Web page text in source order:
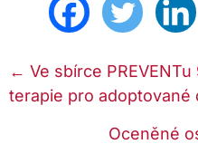
Posts
navigation
← Ve sbírce
terapie pro adoptované
Oceněné